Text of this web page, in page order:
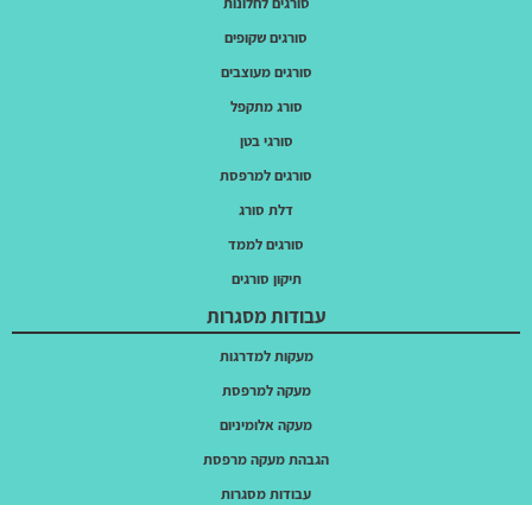
סורגים שקופים
סורגים מעוצבים
סורג מתקפל
סורגי בטן
סורגים למרפסת
דלת סורג
סורגים לממד
תיקון סורגים
עבודות מסגרות
מעקות למדרגות
מעקה למרפסת
מעקה אלומיניום
הגבהת מעקה מרפסת
עבודות מסגרות